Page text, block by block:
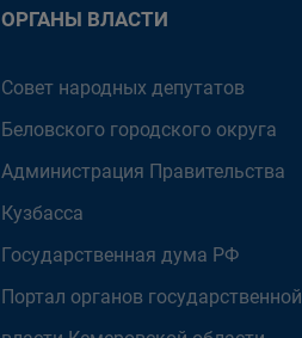
ОРГАНЫ ВЛАСТИ
Совет народных депутатов
Беловского городского округа
Администрация Правительства
Кузбасса
Государственная дума РФ
Портал органов государственной